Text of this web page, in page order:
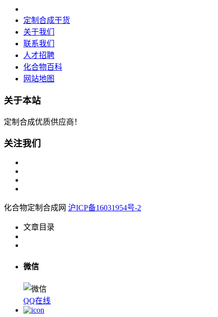
定制合成干货
关于我们
联系我们
人才招聘
化合物百科
网站地图
关于本站
定制合成优质供应商！
关注我们
化合物定制合成网 沪ICP备16031954号-2
文章目录
微信
QQ在线